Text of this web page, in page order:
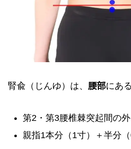
腎兪（じんゆ）は、 腰部にあ
第2・第3腰椎棘突起間の
親指1本分（1寸）＋半分（